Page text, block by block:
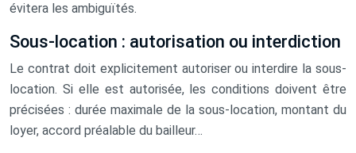
évitera les ambiguïtés.
Sous-location : autorisation ou interdiction
Le contrat doit explicitement autoriser ou interdire la sous-
location. Si elle est autorisée, les conditions doivent être
précisées : durée maximale de la sous-location, montant du
loyer, accord préalable du bailleur…